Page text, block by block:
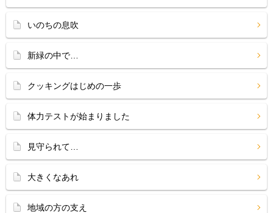
いのちの息吹
新緑の中で…
クッキングはじめの一歩
体力テストが始まりました
見守られて…
大きくなあれ
地域の方の支え